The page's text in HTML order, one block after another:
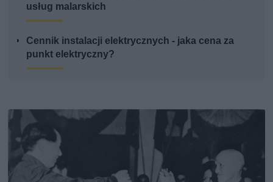
usług malarskich
Cennik instalacji elektrycznych - jaka cena za
punkt elektryczny?